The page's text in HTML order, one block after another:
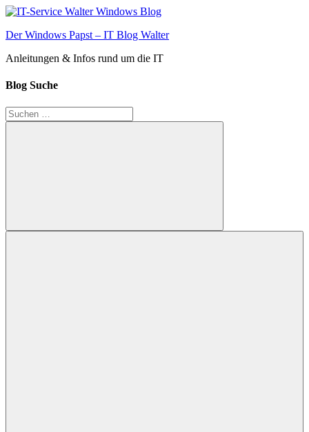
Zum
springen
Der Windows Papst – IT Blog Walter
Anleitungen & Infos rund um die IT
Blog Suche
Suchen
nach:
Suchen